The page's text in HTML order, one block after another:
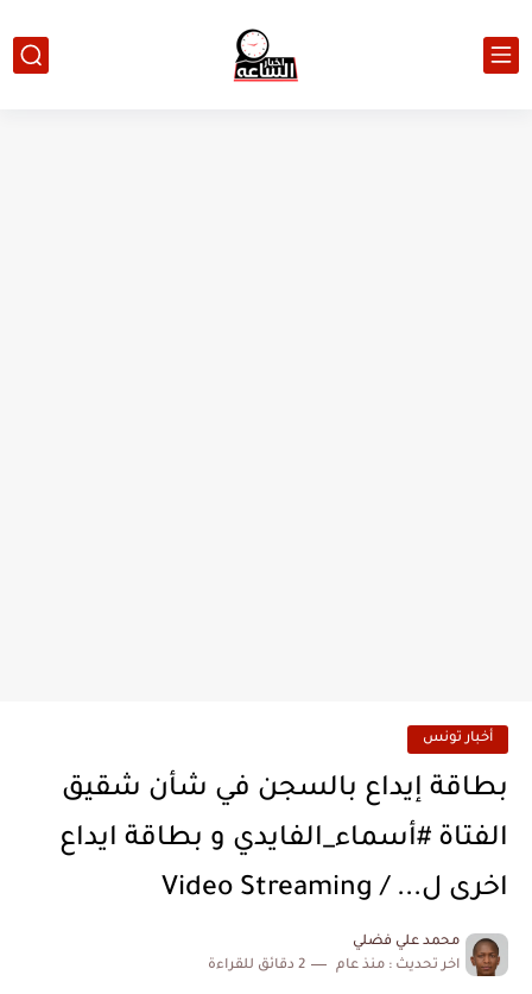
أخبار تونس
بطاقة إيداع بالسجن في شأن شقيق
الفتاة #أسماء_الفايدي و بطاقة ايداع
اخرى ل... / Video Streaming
محمد علي فضلي
اخر تحديث : منذ عام 2 دقائق للقراءة